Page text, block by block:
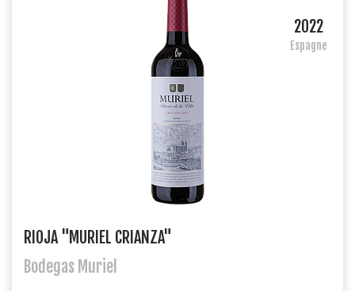
2022
Espagne
RIOJA "MURIEL CRIANZA"
Bodegas Muriel